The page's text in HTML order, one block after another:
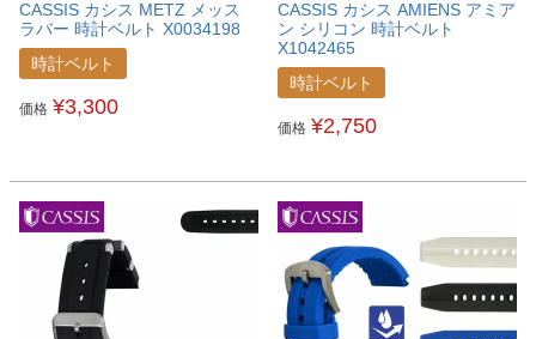
CASSIS カシス METZ メッス
ラバー 時計ベルト X0034198
時計ベルト
価格 ¥3,300
CASSIS カシス AMIENS アミア
ン シリコン 時計ベルト
X1042465
時計ベルト
価格 ¥2,750